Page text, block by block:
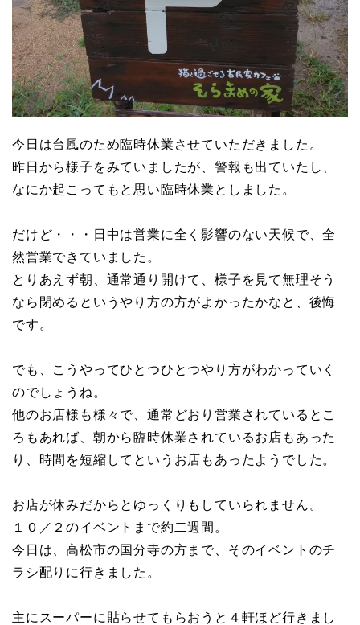
今日は台風のため臨時休業させていただきました。
昨日から様子をみていましたが、警報も出ていたし、
なにか起こってもと思い臨時休業としました。
だけど・・・日中は営業に全く影響のない天候で、全
然営業できていました。
とりあえず朝、通常通り開けて、様子を見て無理そう
なら閉めるというやり方の方がよかったかなと、後悔
です。
でも、こうやってひとつひとつやり方がわかっていく
のでしょうね。
他のお店様も様々で、通常どおり営業されているとこ
ろもあれば、朝から臨時休業されているお店もあった
り、時間を短縮してというお店もあったようでした。
お店が休みだからとゆっくりもしていられません。
１０／２のイベントまで約二週間。
今日は、高松市の国分寺の方まで、そのイベントのチ
ラシ配りに行きました。
主にスーパーに貼らせてもらおうと４軒ほど行きまし